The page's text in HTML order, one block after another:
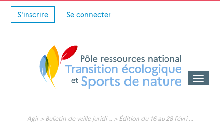
S'inscrire Se connecter
Toggle
Agir > Bulletin de veille juridi... > Édition du 16 au 28 févri...